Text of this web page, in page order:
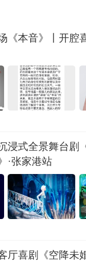
《本音》丨开腔
浸式全景舞台剧
·张家港站
厅喜剧《空降未